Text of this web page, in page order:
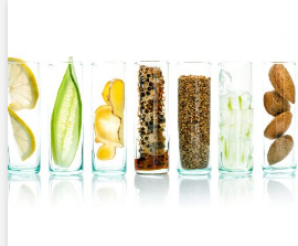
content